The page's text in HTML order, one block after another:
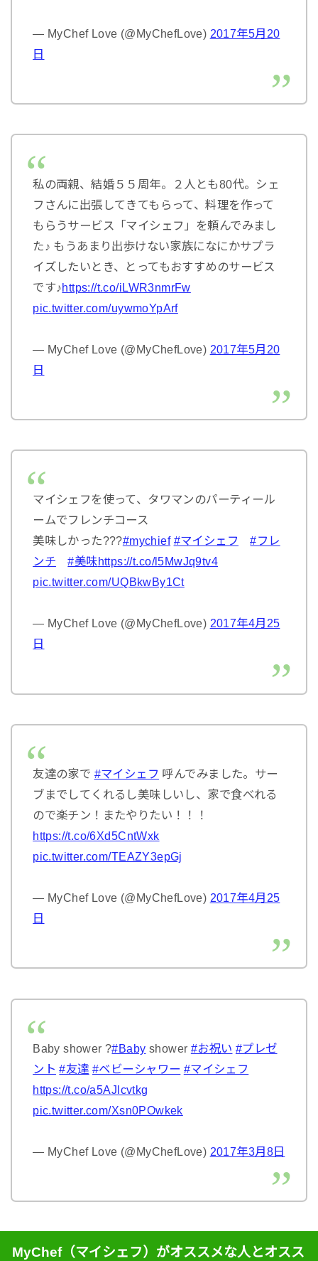
— MyChef Love (@MyChefLove) 2017年5月20
日
私の両親、結婚５５周年。２人とも80代。シェ
フさんに出張してきてもらって、料理を作って
もらうサービス「マイシェフ」を頼んでみまし
た♪ もうあまり出歩けない家族になにかサプラ
イズしたいとき、とってもおすすめのサービス
です♪https://t.co/iLWR3nmrFw
pic.twitter.com/uywmoYpArf
— MyChef Love (@MyChefLove) 2017年5月20
日
マイシェフを使って、タワマンのパーティール
ームでフレンチコース
美味しかった???#mychief #マイシェフ
#フレ
ンチ
#美味https://t.co/l5MwJq9tv4
pic.twitter.com/UQBkwBy1Ct
— MyChef Love (@MyChefLove) 2017年4月25
日
友達の家で #マイシェフ 呼んでみました。サー
ブまでしてくれるし美味しいし、家で食べれる
ので楽チン！またやりたい！！！
https://t.co/6Xd5CntWxk
pic.twitter.com/TEAZY3epGj
— MyChef Love (@MyChefLove) 2017年4月25
日
Baby shower ?#Baby shower #お祝い #プレゼ
ント #友達 #ベビーシャワー #マイシェフ
https://t.co/a5AJlcvtkg
pic.twitter.com/Xsn0POwkek
— MyChef Love (@MyChefLove) 2017年3月8日
MyChef（マイシェフ）がオススメな人とオスス